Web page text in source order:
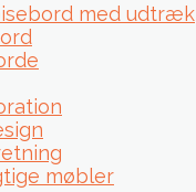
med udtræk
møbler